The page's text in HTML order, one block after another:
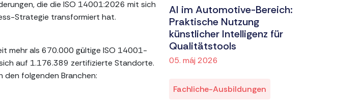
die die ISO 14001:2026 mit sich
Strategie transformiert hat.
mehr als 670.000 gültige ISO 14001-
auf 1.176.389 zertifizierte Standorte.
den folgenden Branchen:
AI im Automotive-Bereich:
Praktische Nutzung
künstlicher Intelligenz für
Qualitätstools
05. máj 2026
Fachliche-Ausbildungen